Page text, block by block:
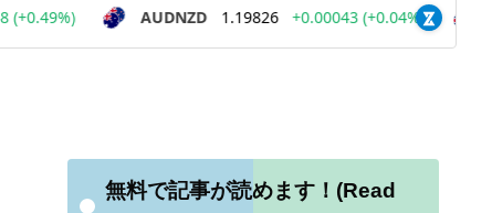
無料で記事が読めます！(Read